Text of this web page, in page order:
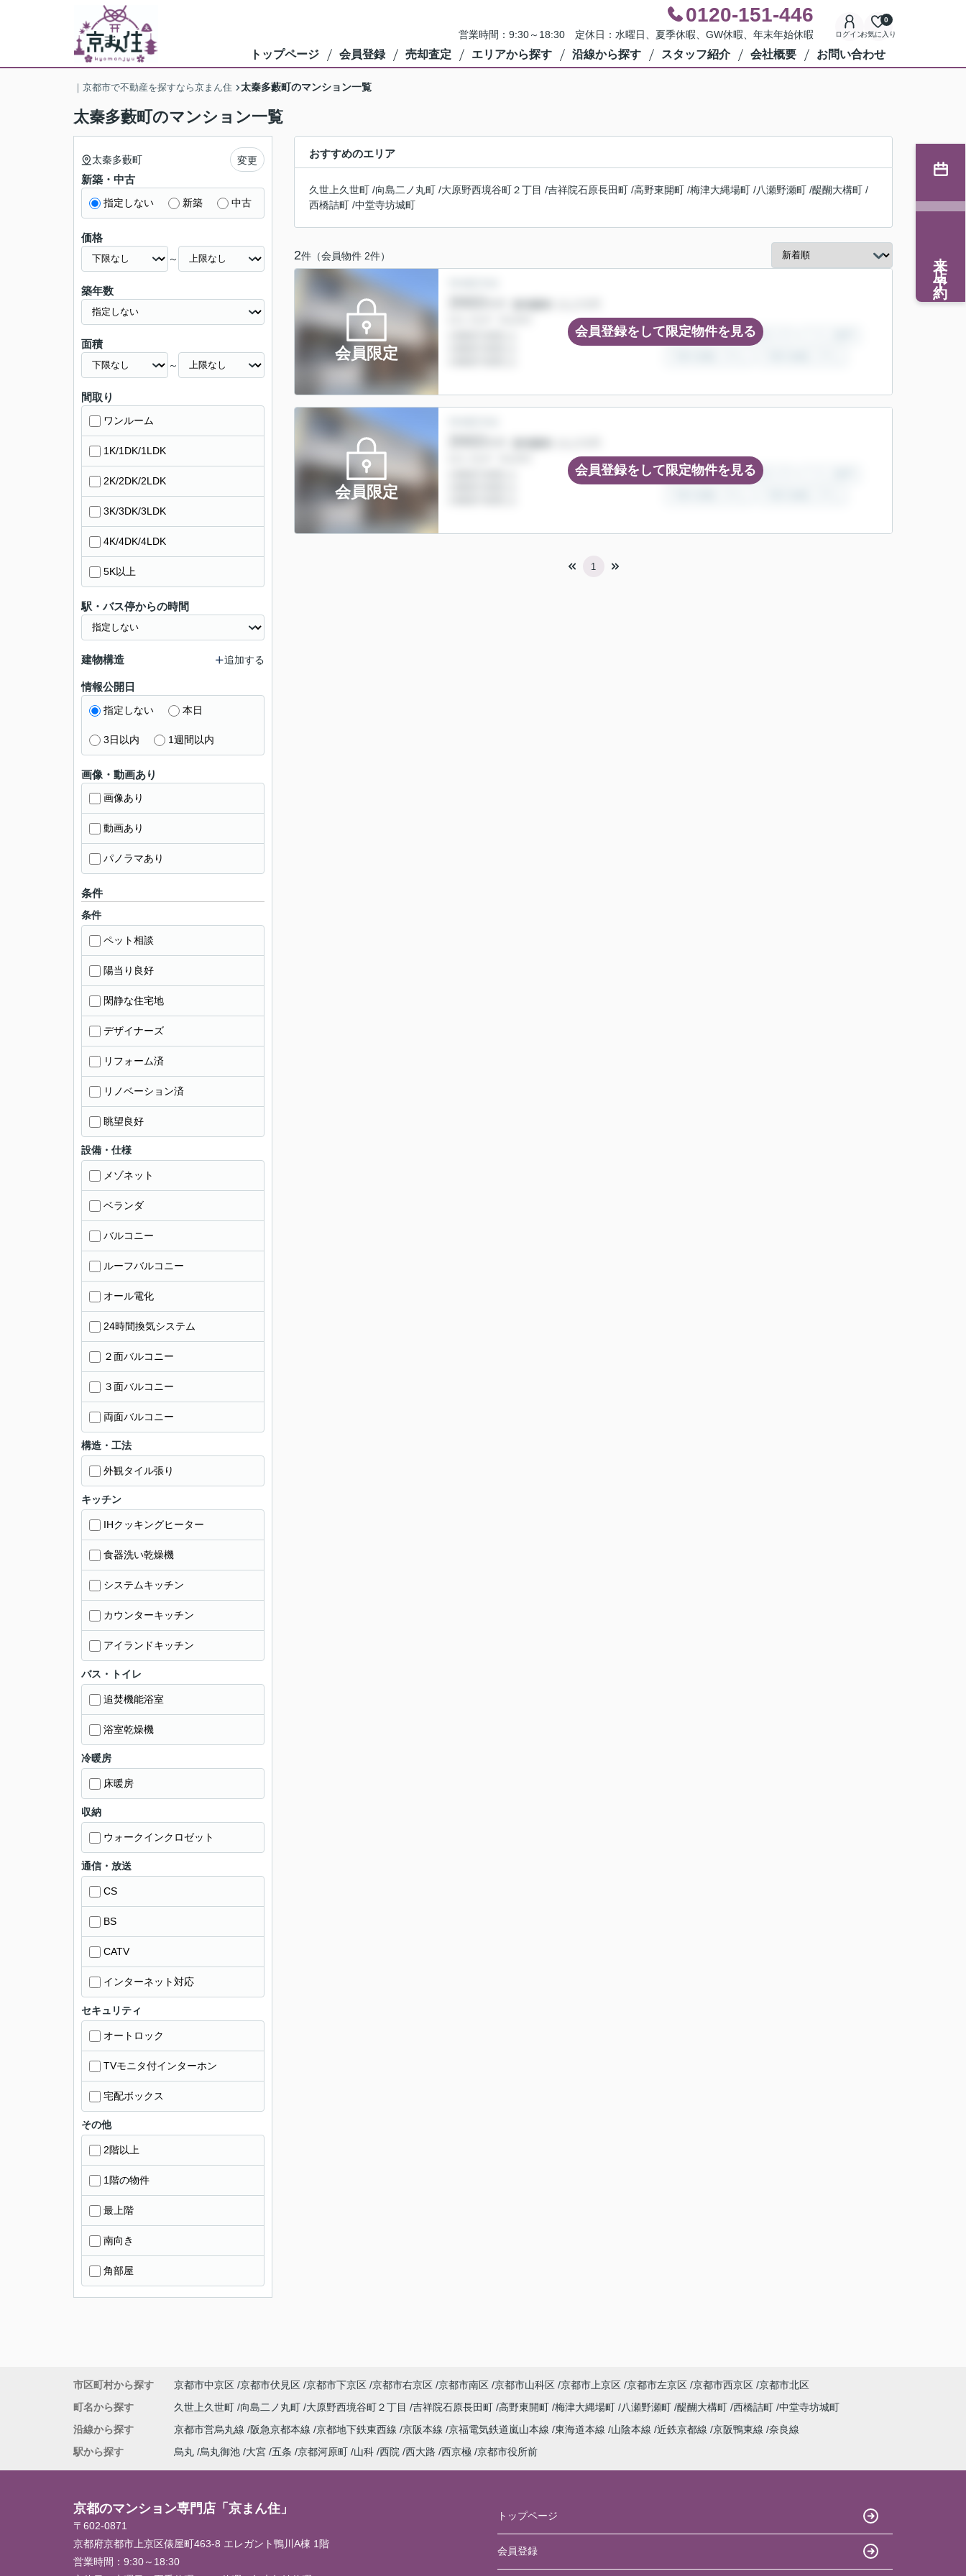
0120-151-446
営業時間：9:30～18:30 定休日：水曜日、夏季休暇、GW休暇、年末年始休暇 ログインお気に入り
0
トップページ 会員登録 売却査定 エリアから探す 沿線から探す スタッフ紹介 会社概要 お問い合わせ
｜京都市で不動産を探すなら京まん住 太秦多藪町のマンション一覧
太秦多藪町のマンション一覧
おすすめのエリア
久世上久世町 /向島二ノ丸町 /大原野西境谷町２丁目 /吉祥院石原長田町 /高野東開町 /梅津大縄場町 /八瀬野瀬町 /醍醐大構町 /
西橋詰町 /中堂寺坊城町
2件（会員物件 2件）
会員限定
会員登録をして限定物件を見る
会員限定
会員登録をして限定物件を見る
1
太秦多藪町 変更
新築・中古
指定しない 新築 中古
価格
～
築年数
面積
～
間取り
ワンルーム
1K/1DK/1LDK
2K/2DK/2LDK
3K/3DK/3LDK
4K/4DK/4LDK
5K以上
駅・バス停からの時間
建物構造 追加する
情報公開日
指定しない 本日
3日以内 1週間以内
画像・動画あり
画像あり
動画あり
パノラマあり
条件
条件
ペット相談
陽当り良好
閑静な住宅地
デザイナーズ
リフォーム済
リノベーション済
眺望良好
設備・仕様
メゾネット
ベランダ
バルコニー
ルーフバルコニー
オール電化
24時間換気システム
２面バルコニー
３面バルコニー
両面バルコニー
構造・工法
外観タイル張り
キッチン
IHクッキングヒーター
食器洗い乾燥機
システムキッチン
カウンターキッチン
アイランドキッチン
バス・トイレ
追焚機能浴室
浴室乾燥機
冷暖房
床暖房
収納
ウォークインクロゼット
通信・放送
CS
BS
CATV
インターネット対応
セキュリティ
オートロック
TVモニタ付インターホン
宅配ボックス
その他
2階以上
1階の物件
最上階
南向き
角部屋
来店予約
市区町村から探す 京都市中京区 京都市伏見区 京都市下京区 京都市右京区 京都市南区 京都市山科区 京都市上京区 京都市左京区 京都市西京区 京都市北区
町名から探す
久世上久世町 向島二ノ丸町 大原野西境谷町２丁目 吉祥院石原長田町 高野東開町 梅津大縄場町 八瀬野瀬町 醍醐大構町 西橋詰町 中堂寺坊城町
沿線から探す
京都市営烏丸線 阪急京都本線 京都地下鉄東西線 京阪本線 京福電気鉄道嵐山本線 東海道本線 山陰本線 近鉄京都線 京阪鴨東線 奈良線
駅から探す
烏丸 烏丸御池 大宮 五条 京都河原町 山科 西院 西大路 西京極 京都市役所前
京都のマンション専門店「京まん住」
〒602-0871
京都府京都市上京区俵屋町463-8 エレガント鴨川A棟 1階
営業時間： 9:30～18:30
トップページ
会員登録